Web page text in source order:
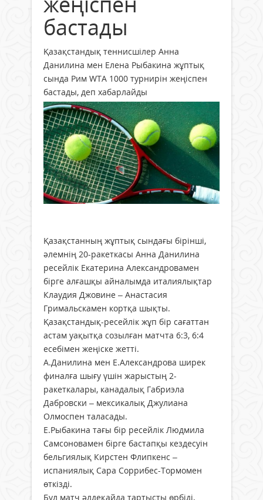
бастады
Қазақстандық теннисшілер Анна
Данилина мен Елена Рыбакина жұптық
сында Рим WTA 1000 турнирін жеңіспен
бастады, деп хабарлайды
Қазақстанның жұптық сындағы бірінші,
әлемнің 20-ракеткасы Анна Данилина
ресейлік Екатерина Александровамен
бірге алғашқы айналымда италиялықтар
Клаудия Джовине – Анастасия
Гримальскамен кортқа шықты.
Қазақстандық-ресейлік жұп бір сағаттан
астам уақытқа созылған матчта 6:3, 6:4
есебімен жеңіске жетті.
А.Данилина мен Е.Александрова ширек
финалға шығу үшін жарыстың 2-
ракеткалары, канадалық Габриэла
Дабровски – мексикалық Джулиана
Олмоспен таласады.
Е.Рыбакина тағы бір ресейлік Людмила
Самсоновамен бірге бастапқы кездесуін
бельгиялық Кирстен Флипкенс –
испаниялық Сара Соррибес-Тормомен
өткізді.
Бұл матч әлдеқайда тартысты өрбіді.